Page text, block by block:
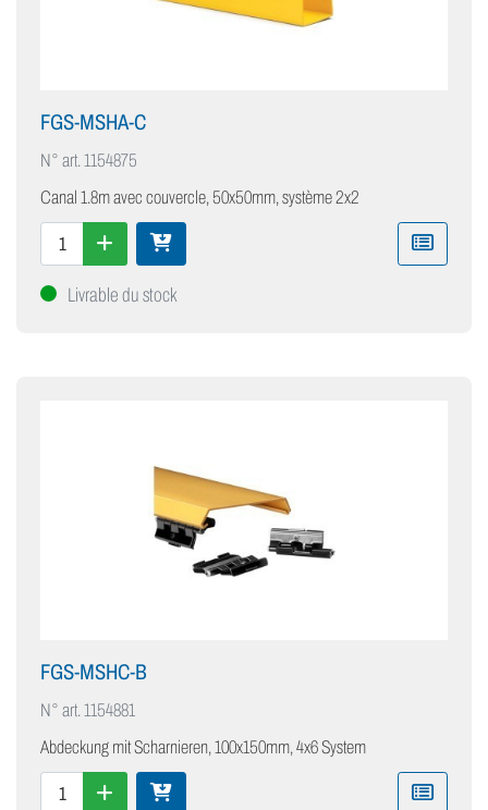
FGS-MSHA-C
N° art.1154875
Canal 1.8m avec couvercle, 50x50mm, système 2x2
Livrable du stock
FGS-MSHC-B
N° art.1154881
Abdeckung mit Scharnieren, 100x150mm, 4x6 System